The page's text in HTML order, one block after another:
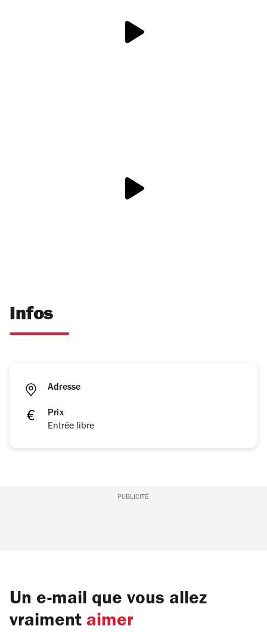
Infos
Adresse
Prix
Entrée libre
PUBLICITÉ
Un e-mail que vous allez
vraiment aimer